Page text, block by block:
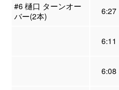
#6 樋口 ターンオー
バー(2本)
6:27
6:11
6:08